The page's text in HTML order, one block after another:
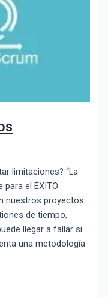
limitaciones? “La
el ÉXITO
nuestros proyectos
de tiempo,
llegar a fallar si
una metodología